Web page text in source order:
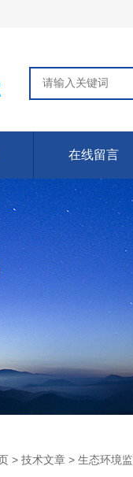
在线留言
> 技术文章 > 生态环境